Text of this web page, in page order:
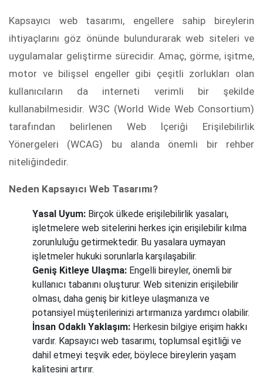
Kapsayıcı web tasarımı, engellere sahip bireylerin
ihtiyaçlarını göz önünde bulundurarak web siteleri ve
uygulamalar geliştirme sürecidir. Amaç, görme, işitme,
motor ve bilişsel engeller gibi çeşitli zorlukları olan
kullanıcıların da interneti verimli bir şekilde
kullanabilmesidir. W3C (World Wide Web Consortium)
tarafından belirlenen Web İçeriği Erişilebilirlik
Yönergeleri (WCAG) bu alanda önemli bir rehber
niteliğindedir.
Neden Kapsayıcı Web Tasarımı?
Yasal Uyum: Birçok ülkede erişilebilirlik yasaları,
işletmelere web sitelerini herkes için erişilebilir kılma
zorunluluğu getirmektedir. Bu yasalara uymayan
işletmeler hukuki sorunlarla karşılaşabilir.
Geniş Kitleye Ulaşma: Engelli bireyler, önemli bir
kullanıcı tabanını oluşturur. Web sitenizin erişilebilir
olması, daha geniş bir kitleye ulaşmanıza ve
potansiyel müşterilerinizi artırmanıza yardımcı olabilir.
İnsan Odaklı Yaklaşım: Herkesin bilgiye erişim hakkı
vardır. Kapsayıcı web tasarımı, toplumsal eşitliği ve
dahil etmeyi teşvik eder, böylece bireylerin yaşam
kalitesini artırır.